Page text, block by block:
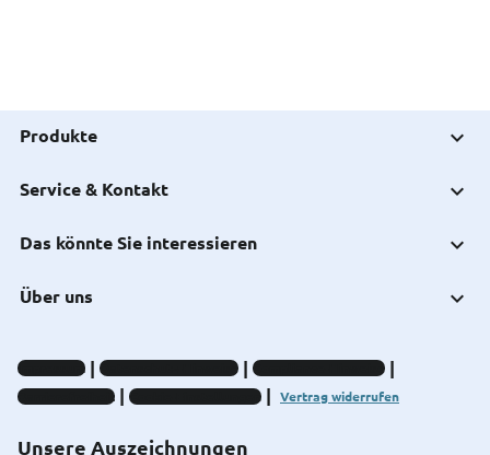
Produkte
Service & Kontakt
Das könnte Sie interessieren
Über uns
Unsere Auszeichnungen
Impressum Datenschutz-Hinweise
Compliance-Hinweise
Barrierefreiheit
Cookie-Einstellungen Vertrag widerrufen